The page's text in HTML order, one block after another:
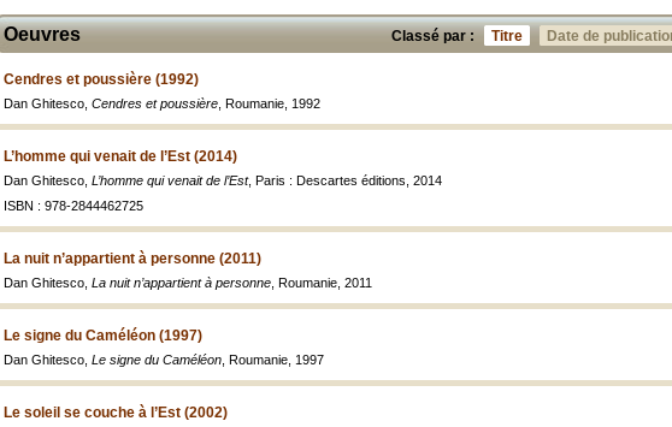
Classé par : Titre Date de
Oeuvres
Cendres et poussière (1992)
Dan Ghitesco, Cendres et poussière , Roumanie, 1992
L’homme qui venait de l’Est (2014)
Dan Ghitesco, L’homme qui venait de l’Est, Paris : Descartes éditions, 2014
ISBN : 978-2844462725
La nuit n’appartient à personne (2011)
Dan Ghitesco, La nuit n’appartient à personne , Roumanie, 2011
Le signe du Caméléon (1997)
Dan Ghitesco, Le signe du Caméléon , Roumanie, 1997
Le soleil se couche à l’Est (2002)